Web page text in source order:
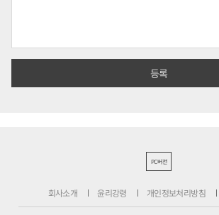
PC버전
회사소개 윤리강령 개인정보처리방침